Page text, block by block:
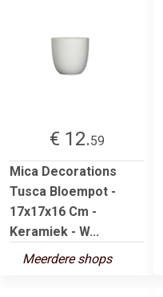
€ 12.59
Mica Decorations
Tusca Bloempot -
17x17x16 Cm -
Keramiek - W...
Meerdere shops